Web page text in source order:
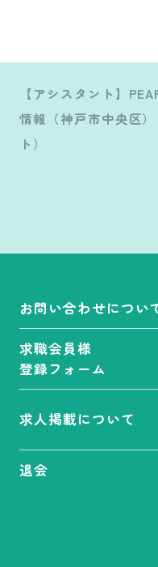
【アシスタント】
情報（神戸市中央区
ト）
お問い合わせについ
求職会員様
登録フォーム
求人掲載について
退会